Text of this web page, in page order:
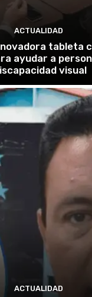
ACTUALIDAD
tableta
ayudar a
visual
ACTUALIDAD